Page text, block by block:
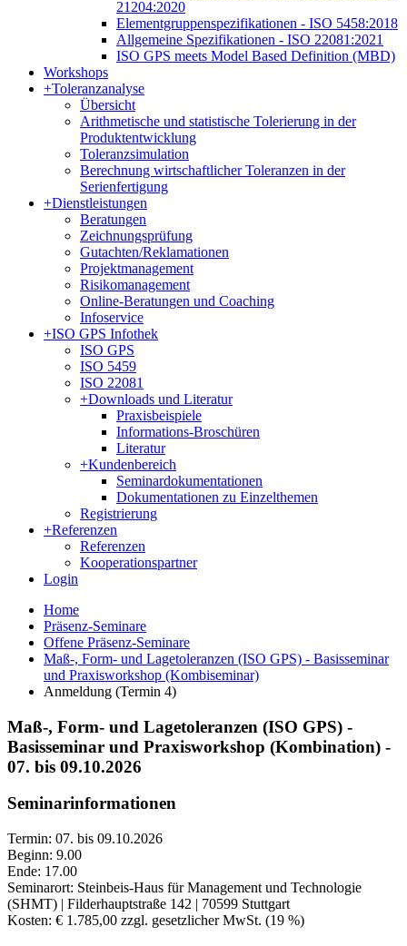
21204:2020
Elementgruppenspezifikationen - ISO 5458:2018
Allgemeine Spezifikationen - ISO 22081:2021
ISO GPS meets Model Based Definition (MBD)
Workshops
+Toleranzanalyse
Übersicht
Arithmetische und statistische Tolerierung in der
Produktentwicklung
Toleranzsimulation
Berechnung wirtschaftlicher Toleranzen in der
Serienfertigung
+Dienstleistungen
Beratungen
Zeichnungsprüfung
Gutachten/Reklamationen
Projektmanagement
Risikomanagement
Online-Beratungen und Coaching
Infoservice
+ISO GPS Infothek
ISO GPS
ISO 5459
ISO 22081
+Downloads und Literatur
Praxisbeispiele
Informations-Broschüren
Literatur
+Kundenbereich
Seminardokumentationen
Dokumentationen zu Einzelthemen
Registrierung
+Referenzen
Referenzen
Kooperationspartner
Login
Home
Präsenz-Seminare
Offene Präsenz-Seminare
Maß-, Form- und Lagetoleranzen (ISO GPS) - Basisseminar
und Praxisworkshop (Kombiseminar)
Anmeldung (Termin 4)
Maß-, Form- und Lagetoleranzen (ISO GPS) -
Basisseminar und Praxisworkshop (Kombination) -
07. bis 09.10.2026
Seminarinformationen
Termin: 07. bis 09.10.2026
Beginn: 9.00
Ende: 17.00
Seminarort: Steinbeis-Haus für Management und Technologie
(SHMT) | Filderhauptstraße 142 | 70599 Stuttgart
Kosten: € 1.785,00 zzgl. gesetzlicher MwSt. (19 %)